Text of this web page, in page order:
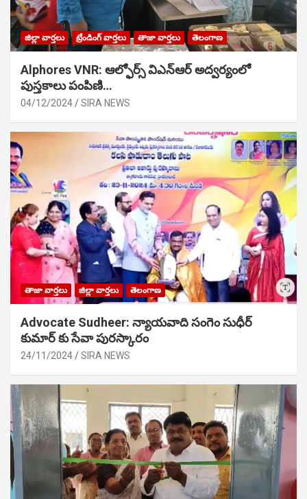
జిల్లా వార్తలు ట్రేండింగ్ వార్తలు తాజా వార్తలు తెలంగాణ
Alphores VNR: ఆల్ఫోర్స్ విఎన్ఆర్ అద్వర్యంలో
పుస్తకాలు పంపిణి…
04/12/2024 SIRA NEWS
తాజా వార్తలు జిల్లా వార్తలు తెలంగాణ
Advocate Sudheer: న్యాయవాది సంగెం సుధీర్
కుమార్ కు సేవా పురస్కారం
24/11/2024 SIRA NEWS